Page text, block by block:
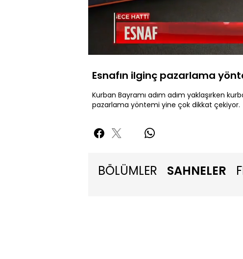
Sessiz
Yüklendi
38.28%
Esnafın ilginç pazarlama
Kurban Bayramı adım adım yaklaşırken
pazarlama yöntemi yine çok dikkat çekiyor.
BÖLÜMLER SAHNELER